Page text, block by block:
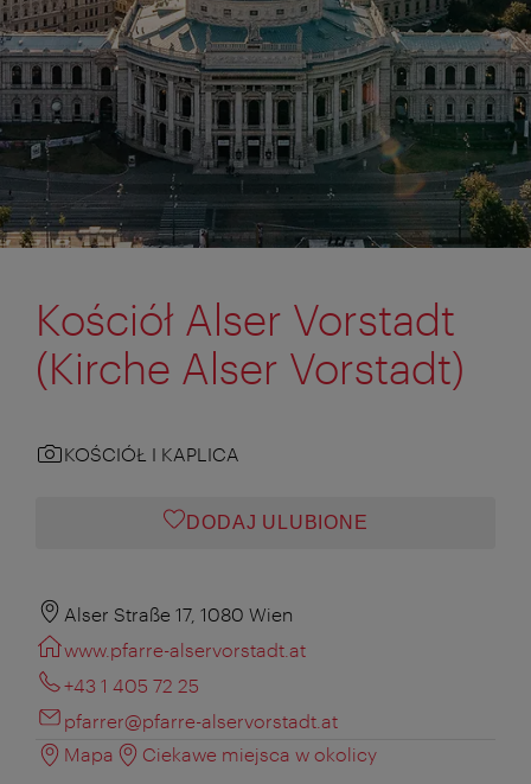
Kościół Alser Vorstadt
(Kirche Alser Vorstadt)
KOŚCIÓŁ I KAPLICA
DODAJ ULUBIONE
Alser Straße 17, 1080 Wien
www.pfarre-alservorstadt.at
+43 1 405 72 25
pfarrer@pfarre-alservorstadt.at
Mapa
Ciekawe miejsca w okolicy